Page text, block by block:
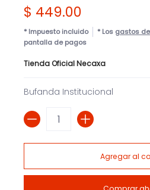
$ 449.00
* Impuesto incluido * Los gastos
pantalla de pagos
Tienda Oficial Necaxa
Bufanda Institucional
Cantidad
Agregar al